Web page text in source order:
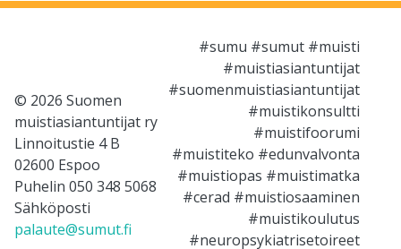
© 2026 Suomen
muistiasiantuntijat ry
Linnoitustie 4 B
02600 Espoo
Puhelin 050 348 5068
Sähköposti
palaute@sumut.fi
#sumu #sumut #muisti
#muistiasiantuntijat
#suomenmuistiasiantuntijat
#muistikonsultti
#muistifoorumi
#muistiteko #edunvalvonta
#muistiopas #muistimatka
#cerad #muistiosaaminen
#muistikoulutus
#neuropsykiatrisetoireet